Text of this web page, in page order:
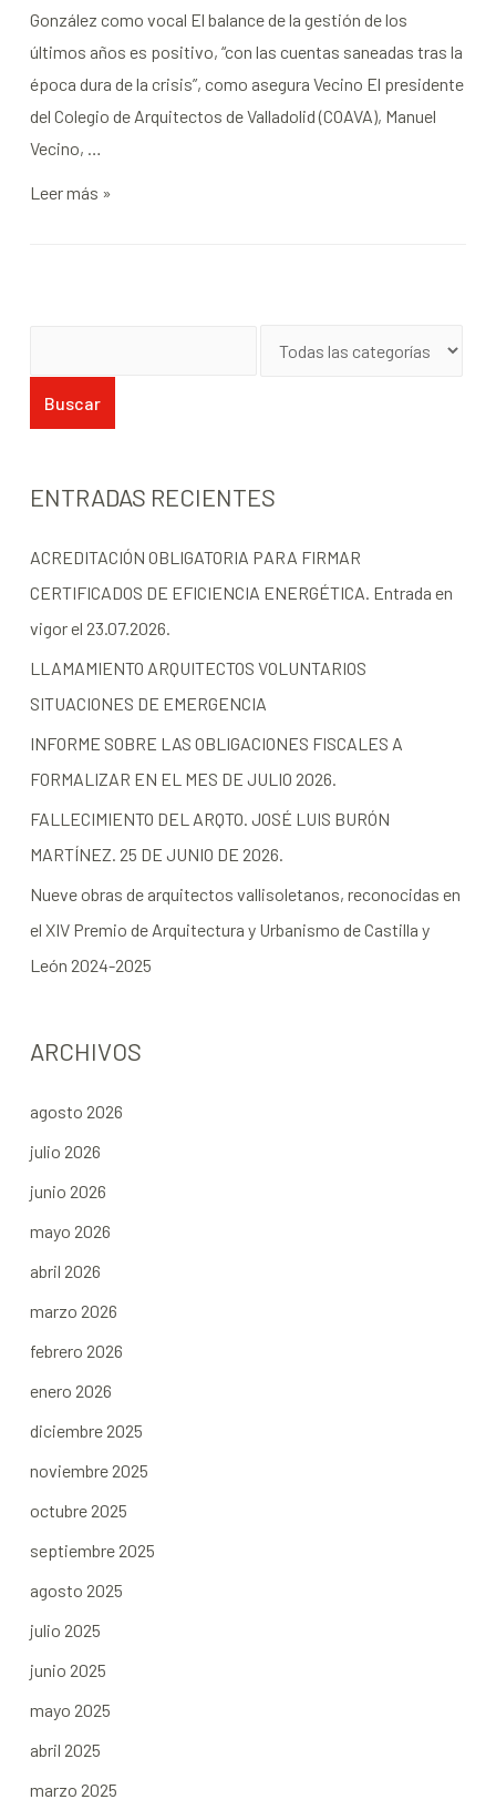
González como vocal El balance de la gestión de los
últimos años es positivo, “con las cuentas saneadas tras la
época dura de la crisis”, como asegura Vecino El presidente
del Colegio de Arquitectos de Valladolid (COAVA), Manuel
Vecino, …
Leer más »
ENTRADAS RECIENTES
ACREDITACIÓN OBLIGATORIA PARA FIRMAR
CERTIFICADOS DE EFICIENCIA ENERGÉTICA. Entrada en
vigor el 23.07.2026.
LLAMAMIENTO ARQUITECTOS VOLUNTARIOS
SITUACIONES DE EMERGENCIA
INFORME SOBRE LAS OBLIGACIONES FISCALES A
FORMALIZAR EN EL MES DE JULIO 2026.
FALLECIMIENTO DEL ARQTO. JOSÉ LUIS BURÓN
MARTÍNEZ. 25 DE JUNIO DE 2026.
Nueve obras de arquitectos vallisoletanos, reconocidas en
el XIV Premio de Arquitectura y Urbanismo de Castilla y
León 2024-2025
ARCHIVOS
agosto 2026
julio 2026
junio 2026
mayo 2026
abril 2026
marzo 2026
febrero 2026
enero 2026
diciembre 2025
noviembre 2025
octubre 2025
septiembre 2025
agosto 2025
julio 2025
junio 2025
mayo 2025
abril 2025
marzo 2025